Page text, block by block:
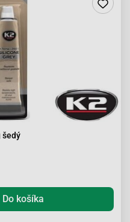
šedý
Do košíka